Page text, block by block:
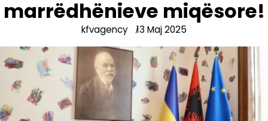
marrëdhënieve miqësore!
kfvagency 13 Maj 2025